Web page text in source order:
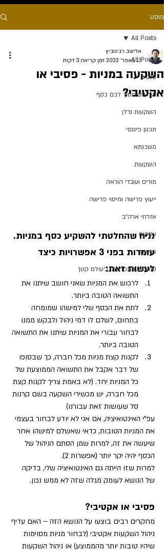
פוסט
All Posts
פנסיה
מידע שיחסוך לכם כסף
השקעות נדלן
תכנון פיננסי
משכנתא
השקעות
מורים ועובדי הוראה
ייעוץ פרישה ומיסוי פרישה
אזרחי ארה״ב
עסקים
צוואות
טורים שהתפרסמו ב׳עולם קטן׳
All Posts
השקעה במניות - פסיבי או
אקטיבי?
אלישב רבינוביץ
13 באפר׳ 2022
זמן קריאה 3 דקות
נניח שהחלטתי להשקיע כסף במניות.
עומדות בפני 3 אפשרויות כיצד
לעשות זאת:
לרכוש את המניות שאני חושב שיתנו את
התשואה הטובה ביותר.
לתת את הכסף שלי למישהו שמומחה
בתחום, לשלם לו דמי ניהול ולבקש ממנו
לבחור עבורי את המניות שיתנו את התשואה
הטובה ביותר.
לקנות קצת מניות מכל חברה, כך שבסופו
של דבר אקבל את התשואה הממוצעת של
כל המניות יחד. (לא באמת צריך לקנות קצת
מכל חברה, יש מכשירי השקעה בשם קרנות
סל שעושות זאת עבורנו)
עפ"י האינטואיציה, אם אני לא יודע לבחור בעצמי
את המניות הטובות, כדאי שאשלם למישהו אחר
שיעשה את זה, למרות שמן הסתם הניהול של
הכסף יהיה יקר יותר (אפשרות 2).
למרות שזו הייתה גם האינטואיציה שלי, בדיקה
של הנושא לעומק מגלה שזה לא ממש נכון.
פסיבי או אקטיבי?
מחקרים רבים בוצעו על הנושא הזה – האם עדיף
ניהול השקעות אקטיבי (לבחור מניות מסוימות
שיהיו טובות יותר מהממוצע) או ניהול השקעות